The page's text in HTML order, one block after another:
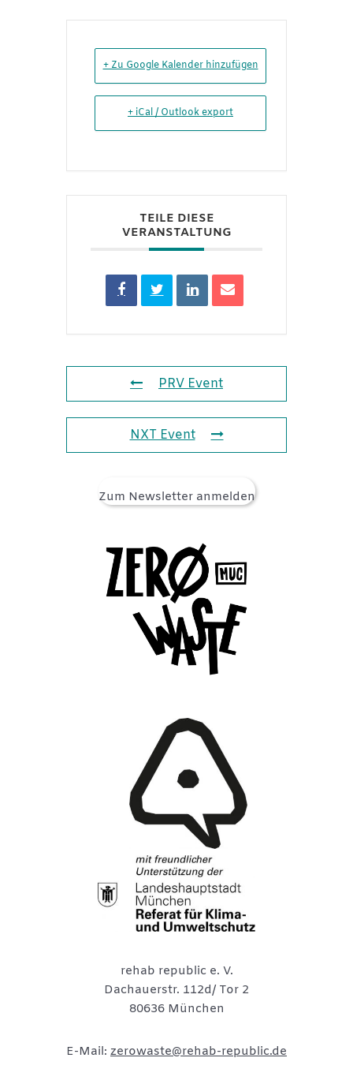
+ Zu Google Kalender hinzufügen
+ iCal / Outlook export
TEILE DIESE
VERANSTALTUNG
PRV Event
NXT Event
Zum Newsletter anmelden
rehab republic e. V.
Dachauerstr. 112d/ Tor 2
80636 München
E-Mail: zerowaste@rehab-republic.de